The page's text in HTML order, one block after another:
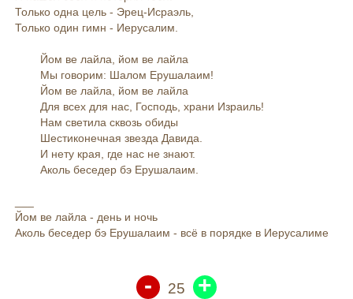
Только одна цель - Эрец-Исраэль,
Только один гимн - Иерусалим.
Йом ве лайла, йом ве лайла
Мы говорим: Шалом Ерушалаим!
Йом ве лайла, йом ве лайла
Для всех для нас, Господь, храни Израиль!
Нам светила сквозь обиды
Шестиконечная звезда Давида.
И нету края, где нас не знают.
Аколь беседер бэ Ерушалаим.
Йом ве лайла - день и ночь
Аколь беседер бэ Ерушалаим - всё в порядке в Иерусалиме
- 25 +